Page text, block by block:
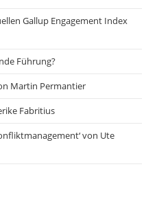
Gallup Engagement Index
Führung?
Martin Permantier
Fabritius
von Ute